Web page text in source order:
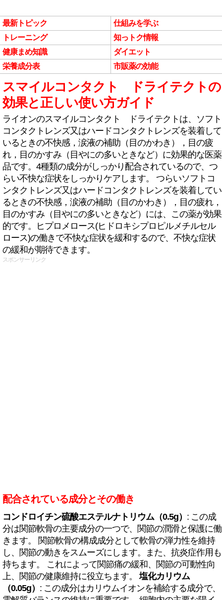
最新トピック
仕組みを学ぶ
トレーニング
知っトク情報
健康まめ知識
ダイエット
栄養成分表
市販薬の効能
スマイルコンタクト ドライテクトの
効果と正しい使い方ガイド
ライオンのスマイルコンタクト ドライテクトは、ソフト
コンタクトレンズ又はハードコンタクトレンズを装着して
いるときの不快感，涙液の補助（目のかわき），目の疲
れ，目のかすみ（目やにの多いときなど）に効果的な医薬
品です。4種類の成分がしっかり配合されているので、つ
らい不快な症状をしっかりケアします。 つらいソフトコ
ンタクトレンズ又はハードコンタクトレンズを装着してい
るときの不快感，涙液の補助（目のかわき），目の疲れ，
目のかすみ（目やにの多いときなど）には、この薬が効果
的です。ヒプロメロース(ヒドロキシプロピルメチルセル
ロース)の働きで不快な症状を緩和するので、不快な症状
の緩和が期待できます。
スポンサーリンク
配合されている成分とその働き
コンドロイチン硫酸エステルナトリウム（0.5g） : この成
分は関節軟骨の主要成分の一つで、関節の潤滑と保護に働
きます。 関節軟骨の構成成分として軟骨の弾力性を維持
し、関節の動きをスムーズにします。また、抗炎症作用も
持ちます。 これによって関節痛の緩和、関節の可動性向
上、関節の健康維持に役立ちます。塩化カリウム
（0.05g） : この成分はカリウムイオンを補給する成分で、